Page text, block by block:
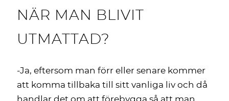
NÄR MAN BLIVIT
UTMATTAD?
-Ja, eftersom man förr eller senare kommer
att komma tillbaka till sitt vanliga liv och då